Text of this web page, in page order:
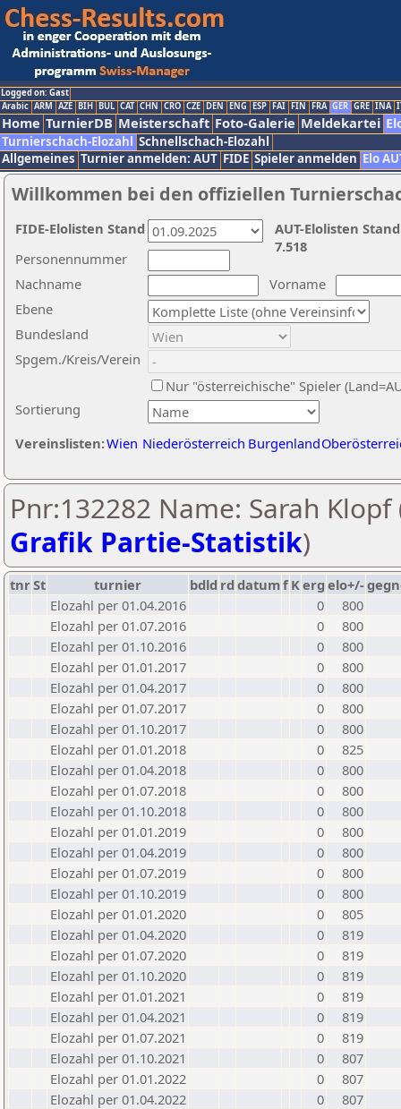
Logged on: Gast
Arabic ARM AZE BIH BUL CAT CHN CRO CZE DEN ENG ESP FAI FIN FRA GER GRE INA
Home TurnierDB Meisterschaft Foto-Galerie Meldekartei
Turnierschach-Elozahl Schnellschach-Elozahl
Allgemeines Turnier anmelden: AUT FIDE Spieler anmelden Elo
Willkommen bei den offiziellen
Nachname
Vorname
Ebene
Sortierung
Personennummer
Bundesland
Spgem./Kreis/Verein
Nur "österreichische" Spieler
Vereinslisten:Wien Niederösterreich Burgenland
AUT-Elolisten
7.518
FIDE-Elolisten Stand
Pnr:132282 Name: Sarah Klopf
Grafik Partie-Statistik)
tnrSt turnier bdld rd datumf Kerg elo+/-
Elozahl per 01.04.2016
0
800
Elozahl per 01.07.2016
0
800
Elozahl per 01.10.2016
0
800
Elozahl per 01.01.2017
0
800
Elozahl per 01.04.2017
0
800
Elozahl per 01.07.2017
0
800
Elozahl per 01.10.2017
0
800
Elozahl per 01.01.2018
0
825
Elozahl per 01.04.2018
0
800
Elozahl per 01.07.2018
0
800
Elozahl per 01.10.2018
0
800
Elozahl per 01.01.2019
0
800
Elozahl per 01.04.2019
0
800
Elozahl per 01.07.2019
0
800
Elozahl per 01.10.2019
0
800
Elozahl per 01.01.2020
0
805
Elozahl per 01.04.2020
0
819
Elozahl per 01.07.2020
0
819
Elozahl per 01.10.2020
0
819
Elozahl per 01.01.2021
0
819
Elozahl per 01.04.2021
0
819
Elozahl per 01.07.2021
0
819
Elozahl per 01.10.2021
0
807
Elozahl per 01.01.2022
0
807
Elozahl per 01.04.2022
0
807